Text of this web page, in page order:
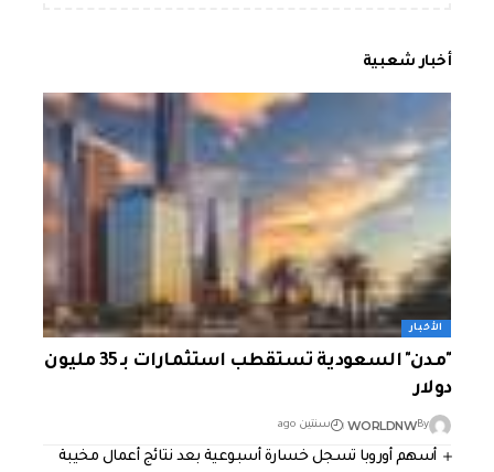
أخبار شعبية
الأخبار
"مدن" السعودية تستقطب استثمارات بـ 35 مليون
دولار
By
WORLDNW سنتين ago
أسهم أوروبا تسجل خسارة أسبوعية بعد نتائج أعمال مخيبة